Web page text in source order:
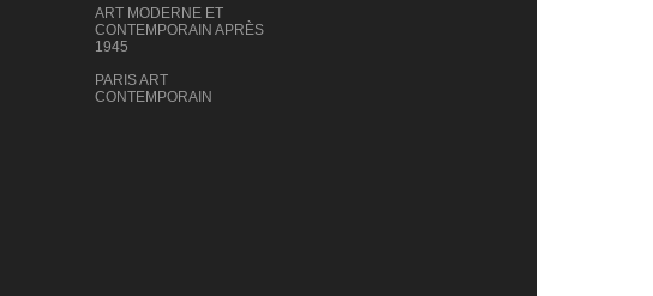
ART MODERNE ET
CONTEMPORAIN APRÈS
1945
PARIS ART
CONTEMPORAIN